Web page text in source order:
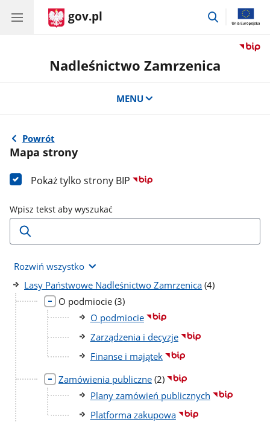
gov.pl
przejdź
Nadleśnictwo Zamrzenica
MENU
Powrót
Mapa strony
Pokaż tylko strony BIP
Wpisz tekst aby wyszukać
Rozwiń wszystko
Lasy Państwowe Nadleśnictwo Zamrzenica liczba
(4)
O podmiocie liczba
podstron
(3)
O podmiocie
Zarządzenia i decyzje
Finanse i majątek
Zamówienia publiczne liczba
podstron
(2)
Plany zamówień publicznych
Platforma zakupowa